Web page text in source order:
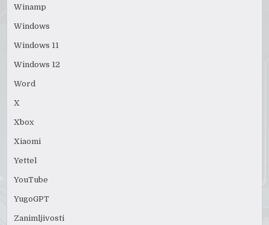
Winamp
Windows
Windows 11
Windows 12
Word
X
Xbox
Xiaomi
Yettel
YouTube
YugoGPT
Zanimljivosti